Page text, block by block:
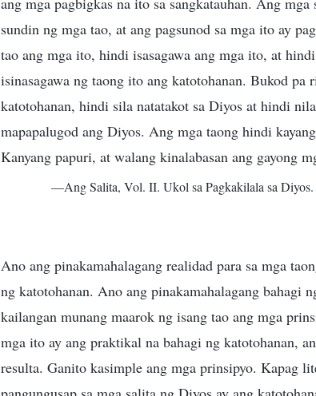
sundin ng mga tao, at ang pagsunod sa mga ito ay
tao ang mga ito, hindi isasagawa ang mga ito, at
isinasagawa ng taong ito ang katotohanan. Bukod
katotohanan, hindi sila natatakot sa Diyos at hindi
mapapalugod ang Diyos. Ang mga taong hindi
Kanyang papuri, at walang kinalabasan ang gayong
—Ang Salita, Vol. II. Ukol sa Pagkakilala sa Diyos.
Ano ang pinakamahalagang realidad para sa mga
ng katotohanan. Ano ang pinakamahalagang bahagi
kailangan munang maarok ng isang tao ang mga
mga ito ay ang praktikal na bahagi ng katotohanan,
resulta. Ganito kasimple ang mga prinsipyo. Kapag